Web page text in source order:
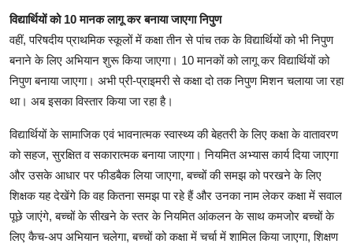
विद्यार्थियों को 10 मानक लागू कर बनाया जाएगा निपुण
वहीं, परिषदीय प्राथमिक स्कूलों में कक्षा तीन से पांच तक के विद्यार्थियों को भी निपुण
बनाने के लिए अभियान शुरू किया जाएगा। 10 मानकों को लागू कर विद्यार्थियों को
निपुण बनाया जाएगा। अभी प्री-प्राइमरी से कक्षा दो तक निपुण मिशन चलाया जा रहा
था। अब इसका विस्तार किया जा रहा है।
विद्यार्थियों के सामाजिक एवं भावनात्मक स्वास्थ्य की बेहतरी के लिए कक्षा के वातावरण
को सहज, सुरक्षित व सकारात्मक बनाया जाएगा। नियमित अभ्यास कार्य दिया जाएगा
और उसके आधार पर फीडबैक लिया जाएगा, बच्चों की समझ को परखने के लिए
शिक्षक यह देखेंगे कि वह कितना समझ पा रहे हैं और उनका नाम लेकर कक्षा में सवाल
पूछे जाएंगे, बच्चों के सीखने के स्तर के नियमित आंकलन के साथ कमजोर बच्चों के
लिए कैच-अप अभियान चलेगा, बच्चों को कक्षा में चर्चा में शामिल किया जाएगा, शिक्षण